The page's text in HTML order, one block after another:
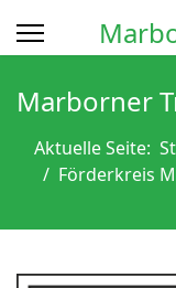
Marborner
Aktuelle Seite:
Förderkreis